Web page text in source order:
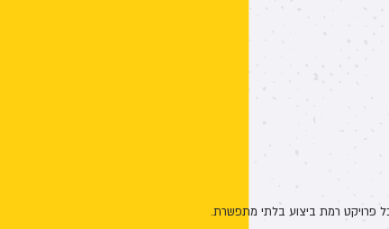
פרויקט רמת ביצוע בלתי מתפשרת.